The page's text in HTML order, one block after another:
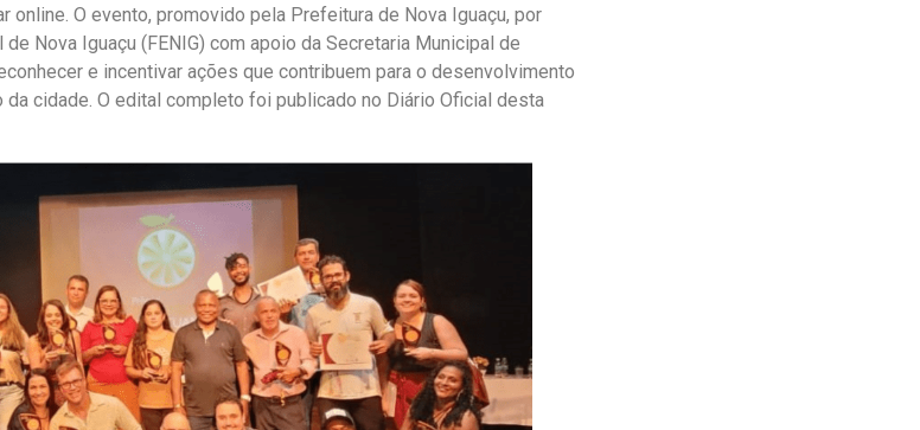
O evento, promovido pela Prefeitura de Nova Iguaçu, por
Nova Iguaçu (FENIG) com apoio da Secretaria Municipal de
e incentivar ações que contribuem para o desenvolvimento
da cidade. O edital completo foi publicado no Diário Oficial desta